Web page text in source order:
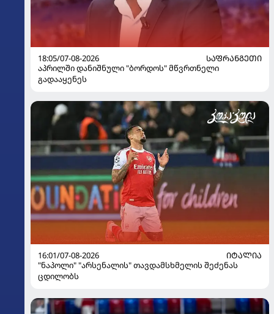
18:05/07-08-2026
ᲡᲐᲤᲠᲐᲜᲒᲔᲗᲘ
აპრილში დანიშნული "ბორდოს" მწვრთნელი
გადააყენეს
16:01/07-08-2026
ᲘᲢᲐᲚᲘᲐ
"ნაპოლი" "არსენალის" თავდამსხმელის შეძენას
ცდილობს